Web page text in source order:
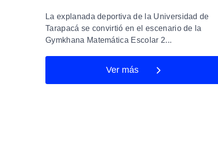
La explanada deportiva de la Universidad de
Tarapacá se convirtió en el escenario de la
Gymkhana Matemática Escolar 2...
Ver más